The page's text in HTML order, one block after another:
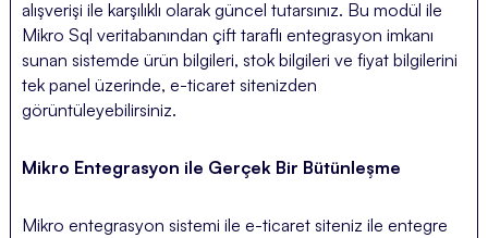
alışverişi ile karşılıklı olarak güncel tutarsınız. Bu modül ile
Mikro Sql veritabanından çift taraflı entegrasyon imkanı
sunan sistemde ürün bilgileri, stok bilgileri ve fiyat bilgilerini
tek panel üzerinde, e-ticaret sitenizden
görüntüleyebilirsiniz.
Mikro Entegrasyon ile Gerçek Bir Bütünleşme
Mikro entegrasyon sistemi ile e-ticaret siteniz ile entegre